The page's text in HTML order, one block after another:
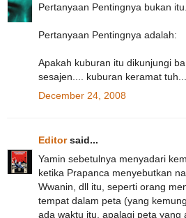
Pertanyaan Pentingnya bukan
Pertanyaan Pentingnya adalah:
Apakah kuburan itu dikunjungi
sesajen.... kuburan keramat tuh...
December 24, 2008
Editorsaid...
Yamin sebetulnya menyadari
ketika Prapanca menyebutkan
Wwanin, dll itu, seperti orang
tempat dalam peta (yang
ada waktu itu, apalagi peta yang